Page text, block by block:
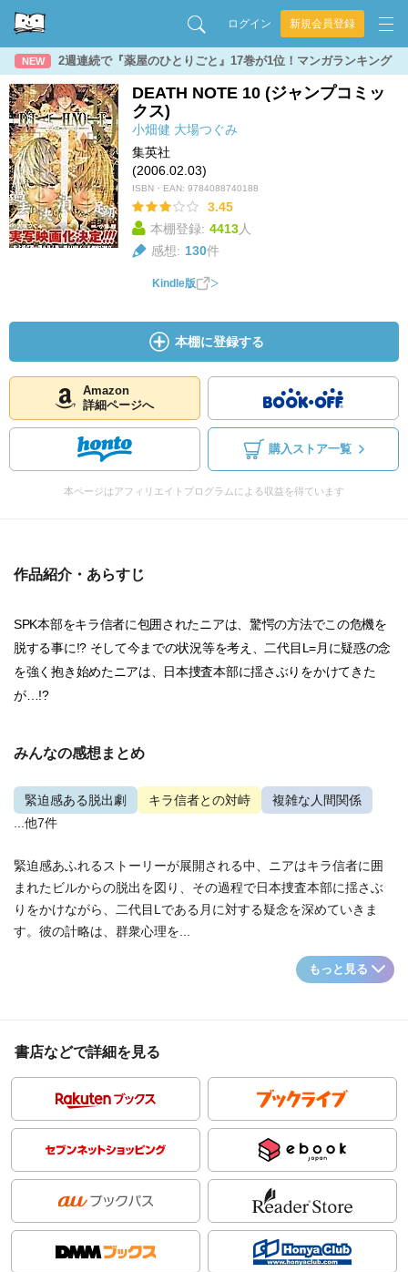
ログイン 新規会員登録
NEW 2週連続で『薬屋のひとりごと』17巻が1位！マンガランキング
DEATH NOTE 10 (ジャンプコミッ
クス)
小畑健 大場つぐみ
集英社
(2006.02.03)
ISBN・EAN: 9784088740188
3.45
本棚登録: 4413人
感想: 130件
Kindle版
本棚に登録する
Amazon
詳細ページへ
購入ストア一覧
本ページはアフィリエイトプログラムによる収益を得ています
作品紹介・あらすじ
SPK本部をキラ信者に包囲されたニアは、驚愕の方法でこの危機を
脱する事に!? そして今までの状況等を考え、二代目L=月に疑惑の念
を強く抱き始めたニアは、日本捜査本部に揺さぶりをかけてきた
が…!?
みんなの感想まとめ
緊迫感ある脱出劇 キラ信者との対峙
複雑な人間関係
...他7件
緊迫感あふれるストーリーが展開される中、ニアはキラ信者に囲
まれたビルからの脱出を図り、その過程で日本捜査本部に揺さぶ
りをかけながら、二代目Lである月に対する疑念を深めていきま
す。彼の計略は、群衆心理を...
もっと見る
書店などで詳細を見る